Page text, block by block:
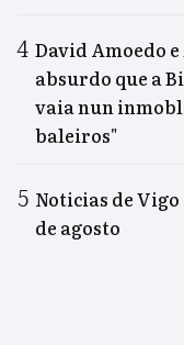
David Amoedo
absurdo que a
vaia nun
baleiros"
Noticias de Vigo
de agosto